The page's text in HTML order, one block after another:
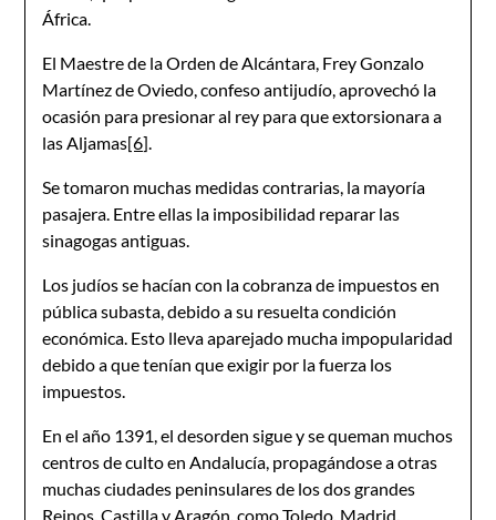
África.
El Maestre de la Orden de Alcántara, Frey Gonzalo
Martínez de Oviedo, confeso antijudío, aprovechó la
ocasión para presionar al rey para que extorsionara a
las Aljamas[6].
Se tomaron muchas medidas contrarias, la mayoría
pasajera. Entre ellas la imposibilidad reparar las
sinagogas antiguas.
Los judíos se hacían con la cobranza de impuestos en
pública subasta, debido a su resuelta condición
económica. Esto lleva aparejado mucha impopularidad
debido a que tenían que exigir por la fuerza los
impuestos.
En el año 1391, el desorden sigue y se queman muchos
centros de culto en Andalucía, propagándose a otras
muchas ciudades peninsulares de los dos grandes
Reinos, Castilla y Aragón, como Toledo, Madrid,